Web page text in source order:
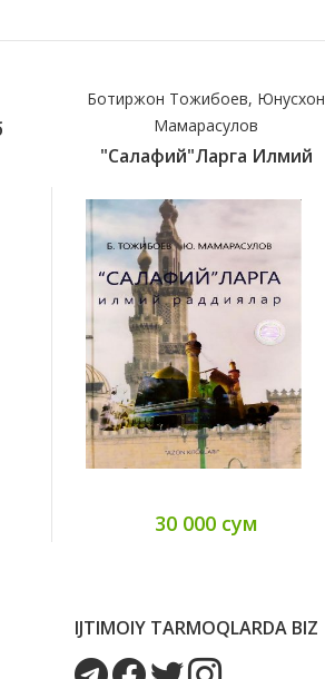
Ботиржон Тожибоев, Юнусхон
Мамарасулов
"Салафий"ларга Илмий
30 000 сум
IJTIMOIY TARMOQLARDA BIZ